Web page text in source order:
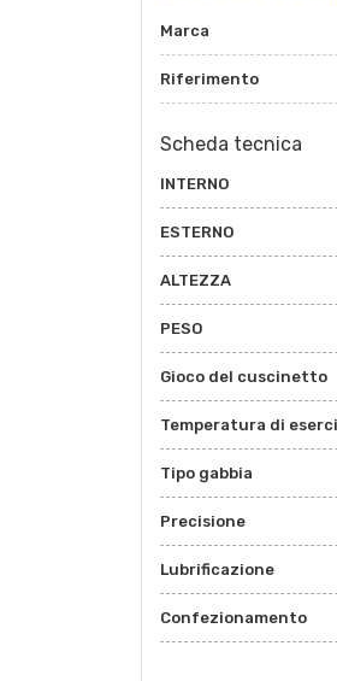
Marca
Riferimento
Scheda tecnica
INTERNO
ESTERNO
ALTEZZA
PESO
Gioco del cuscinetto
Temperatura di
Tipo gabbia
Precisione
Lubrificazione
Confezionamento